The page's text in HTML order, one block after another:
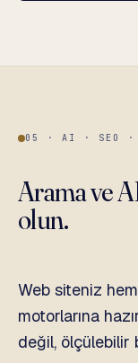
05 · AI · SEO ·
Arama ve
olun.
Web siteniz
motorlarına
değil, ölçülebilir